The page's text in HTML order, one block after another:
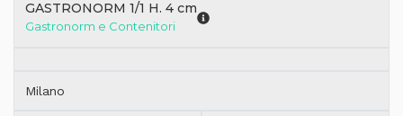
GASTRONORM 1/1 H. 4 cm
Gastronorm e Contenitori
Milano